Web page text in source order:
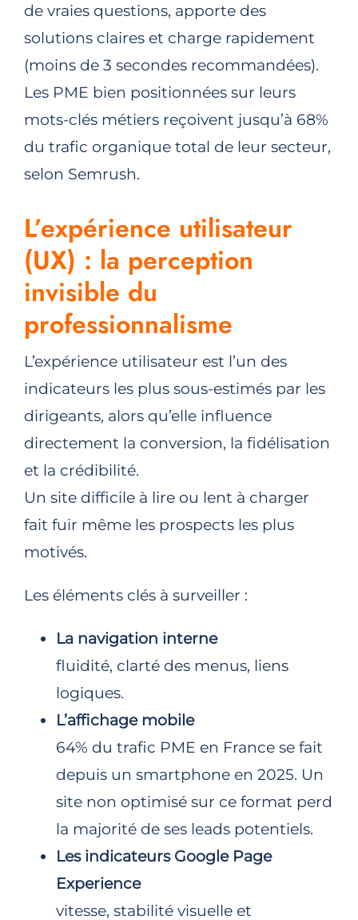
de vraies questions, apporte des
solutions claires et charge rapidement
(moins de 3 secondes recommandées).
Les PME bien positionnées sur leurs
mots-clés métiers reçoivent jusqu’à 68%
du trafic organique total de leur secteur,
selon Semrush.​
L’expérience utilisateur
(UX) : la perception
invisible du
professionnalisme
L’expérience utilisateur est l’un des
indicateurs les plus sous-estimés par les
dirigeants, alors qu’elle influence
directement la conversion, la fidélisation
et la crédibilité.
Un site difficile à lire ou lent à charger
fait fuir même les prospects les plus
motivés.
Les éléments clés à surveiller :
La navigation interne
fluidité, clarté des menus, liens
logiques.
L’affichage mobile
64% du trafic PME en France se fait
depuis un smartphone en 2025. Un
site non optimisé sur ce format perd
la majorité de ses leads potentiels.​
Les indicateurs Google Page
Experience
vitesse, stabilité visuelle et